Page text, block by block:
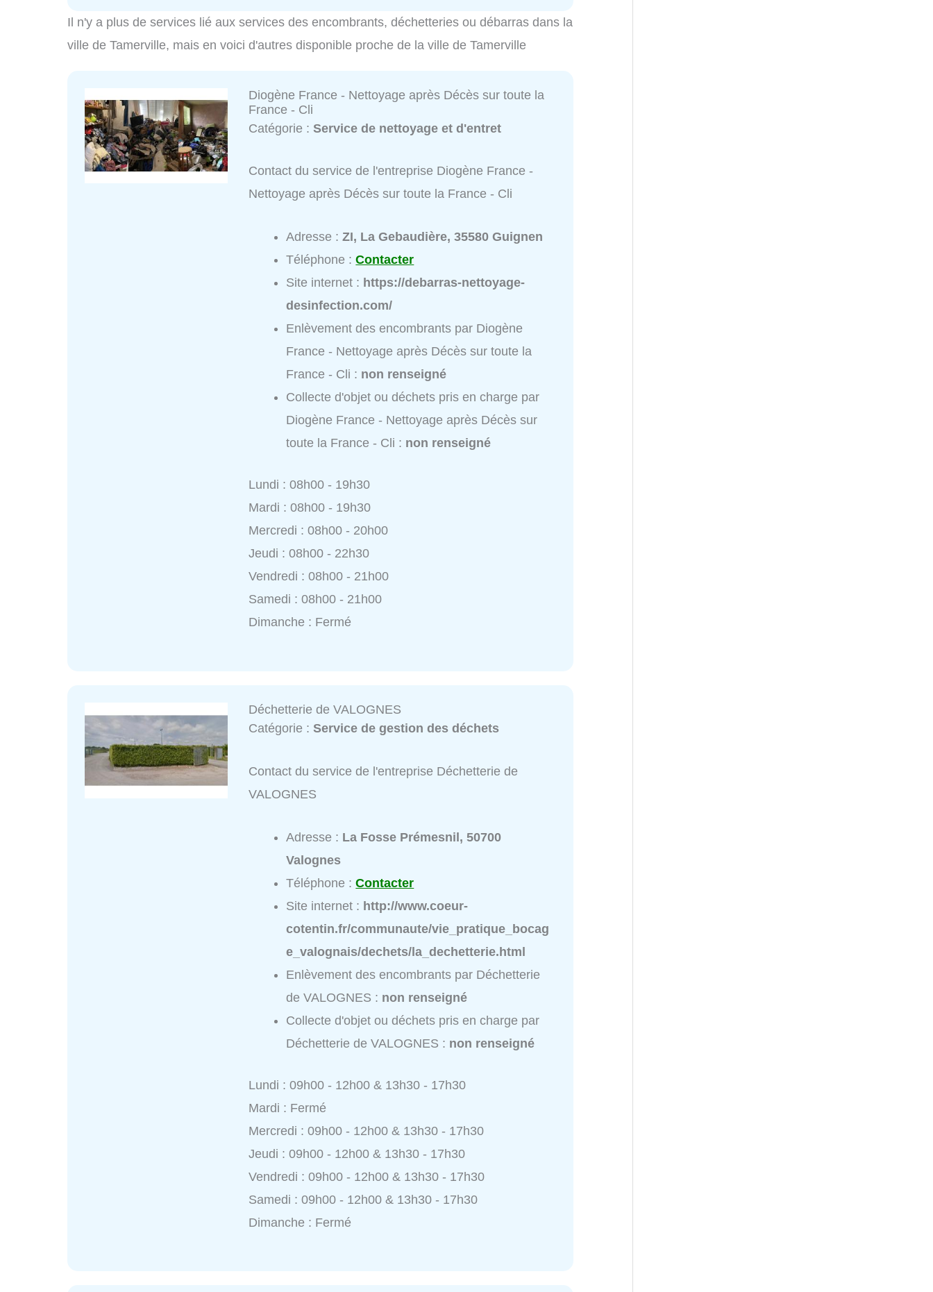
Il n'y a plus de services lié aux services des encombrants, déchetteries ou débarras dans la
ville de Tamerville, mais en voici d'autres disponible proche de la ville de Tamerville
Diogène France - Nettoyage après Décès sur toute la
France - Cli
Catégorie :Service de nettoyage et d'entret
Contact du service de l'entreprise Diogène France -
Nettoyage après Décès sur toute la France - Cli
Adresse :ZI, La Gebaudière, 35580 Guignen
Téléphone :Contacter
Site internet : https://debarras-nettoyage-
desinfection.com/
Enlèvement des encombrants par Diogène
France - Nettoyage après Décès sur toute la
France - Cli : non renseigné
Collecte d'objet ou déchets pris en charge par
Diogène France - Nettoyage après Décès sur
toute la France - Cli : non renseigné
Lundi : 08h00 - 19h30
Mardi : 08h00 - 19h30
Mercredi : 08h00 - 20h00
Jeudi : 08h00 - 22h30
Vendredi : 08h00 - 21h00
Samedi : 08h00 - 21h00
Dimanche : Fermé
Déchetterie de VALOGNES
Catégorie :Service de gestion des déchets
Contact du service de l'entreprise Déchetterie de
VALOGNES
Adresse : La Fosse Prémesnil, 50700
Valognes
Téléphone :Contacter
Site internet : http://www.coeur-
cotentin.fr/communaute/vie_pratique_bocag
e_valognais/dechets/la_dechetterie.html
Enlèvement des encombrants par Déchetterie
de VALOGNES : non renseigné
Collecte d'objet ou déchets pris en charge par
Déchetterie de VALOGNES : non renseigné
Lundi : 09h00 - 12h00 & 13h30 - 17h30
Mardi : Fermé
Mercredi : 09h00 - 12h00 & 13h30 - 17h30
Jeudi : 09h00 - 12h00 & 13h30 - 17h30
Vendredi : 09h00 - 12h00 & 13h30 - 17h30
Samedi : 09h00 - 12h00 & 13h30 - 17h30
Dimanche : Fermé